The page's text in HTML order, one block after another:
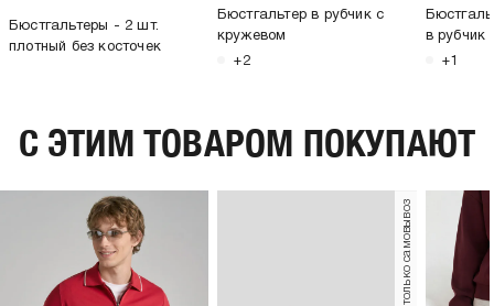
Бюстгальтеры - 2 шт.
плотный без косточек
Бюстгальтер в рубчик с
кружевом
+2
в рубчик
+1
C ЭТИМ ТОВАРОМ ПОКУПАЮТ
только самовывоз